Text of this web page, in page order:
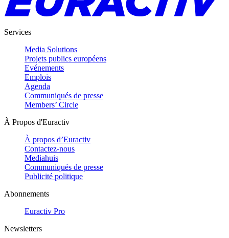
Services
Media Solutions
Projets publics européens
Evénements
Emplois
Agenda
Communiqués de presse
Members’ Circle
À Propos d'Euractiv
À propos d’Euractiv
Contactez-nous
Mediahuis
Communiqués de presse
Publicité politique
Abonnements
Euractiv Pro
Newsletters